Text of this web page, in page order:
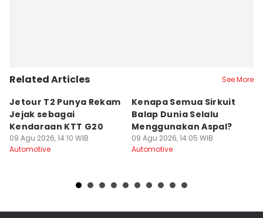
Related Articles See More
Jetour T2 Punya Rekam
Jejak sebagai
Kendaraan KTT G20
09 Agu 2026, 14:10 WIB
Automotive
Kenapa Semua Sirkuit
Balap Dunia Selalu
Menggunakan Aspal?
09 Agu 2026, 14:05 WIB
Automotive